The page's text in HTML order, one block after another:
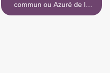
commun ou Azuré de la
Bugrane (Polyommatus